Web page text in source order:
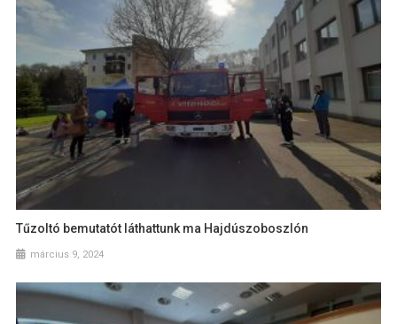
Tűzoltó bemutatót láthattunk ma Hajdúszoboszlón
március 9, 2024